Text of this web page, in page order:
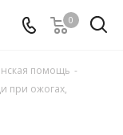
0
помощь -
при ожогах,